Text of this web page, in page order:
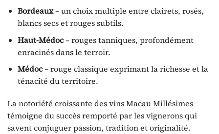
Bordeaux– un choix multiple entre clairets, rosés,
blancs secs et rouges subtils.
Haut-Médoc– rouges tanniques, profondément
enracinés dans le terroir.
Médoc– rouge classique exprimant la richesse et la
ténacité du territoire.
La notoriété croissante des vins Macau Millésimes
témoigne du succès remporté par les vignerons qui
savent conjuguer passion, tradition et originalité.